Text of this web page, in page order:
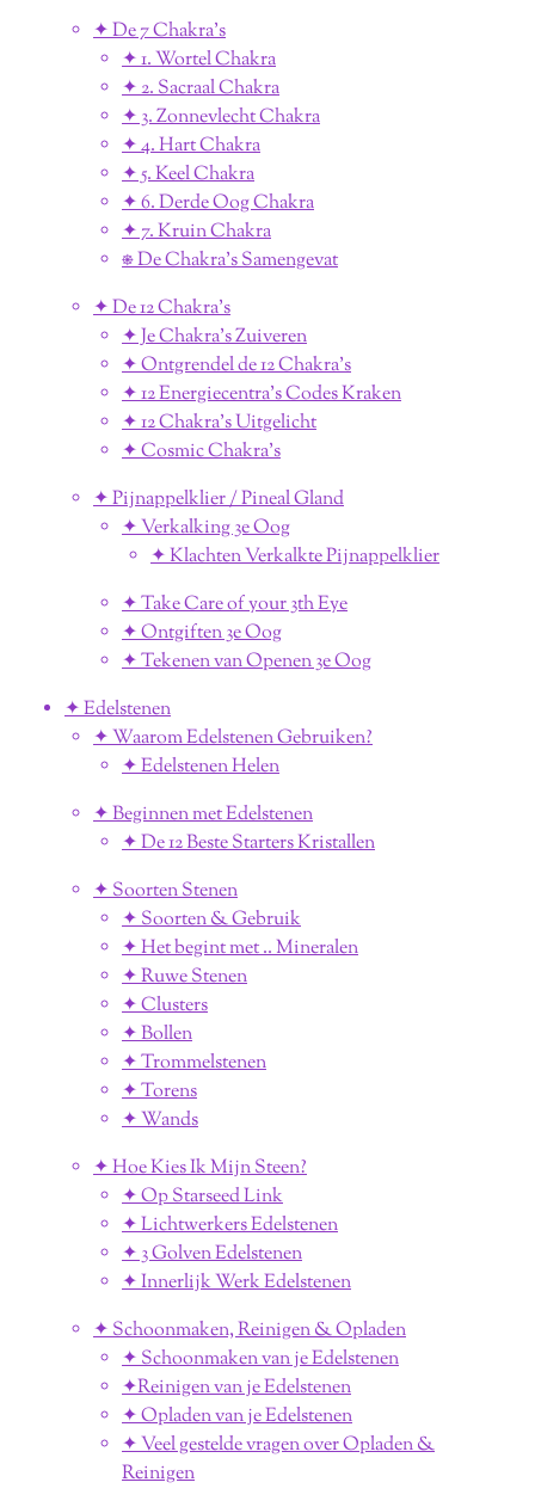
✦ De 7 Chakra's
✦ 1. Wortel Chakra
✦ 2. Sacraal Chakra
✦ 3. Zonnevlecht Chakra
✦ 4. Hart Chakra
✦ 5. Keel Chakra
✦ 6. Derde Oog Chakra
✦ 7. Kruin Chakra
⎈ De Chakra's Samengevat
✦ De 12 Chakra's
✦ Je Chakra's Zuiveren
✦ Ontgrendel de 12 Chakra's
✦ 12 Energiecentra's Codes Kraken
✦ 12 Chakra's Uitgelicht
✦ Cosmic Chakra's
✦ Pijnappelklier / Pineal Gland
✦ Verkalking 3e Oog
✦ Klachten Verkalkte Pijnappelklier
✦ Take Care of your 3th Eye
✦ Ontgiften 3e Oog
✦ Tekenen van Openen 3e Oog
✦ Edelstenen
✦ Waarom Edelstenen Gebruiken?
✦ Edelstenen Helen
✦ Beginnen met Edelstenen
✦ De 12 Beste Starters Kristallen
✦ Soorten Stenen
✦ Soorten & Gebruik
✦ Het begint met .. Mineralen
✦ Ruwe Stenen
✦ Clusters
✦ Bollen
✦ Trommelstenen
✦ Torens
✦ Wands
✦ Hoe Kies Ik Mijn Steen?
✦ Op Starseed Link
✦ Lichtwerkers Edelstenen
✦ 3 Golven Edelstenen
✦ Innerlijk Werk Edelstenen
✦ Schoonmaken, Reinigen & Opladen
✦ Schoonmaken van je Edelstenen
✦Reinigen van je Edelstenen
✦ Opladen van je Edelstenen
✦ Veel gestelde vragen over Opladen &
Reinigen